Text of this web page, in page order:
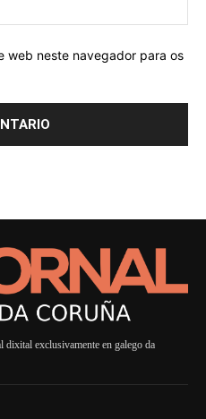
web neste navegador para os
exclusivamente en galego da